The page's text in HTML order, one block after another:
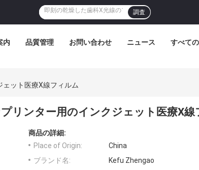
調査
内 品質管理 お問い合わせ ニュース すべて
ット医療X線フィルム
リンター用のインクジェット医療X線
商品の詳細:
Place of Origin:
China
ブランド名:
Kefu Zhengao